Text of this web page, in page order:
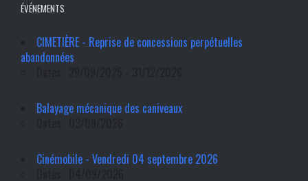
ÉVÉNEMENTS
CIMETIÈRE - Reprise de concessions perpétuelles
abandonnées
Balayage mécanique des caniveaux
Cinémobile - Vendredi 04 septembre 2026